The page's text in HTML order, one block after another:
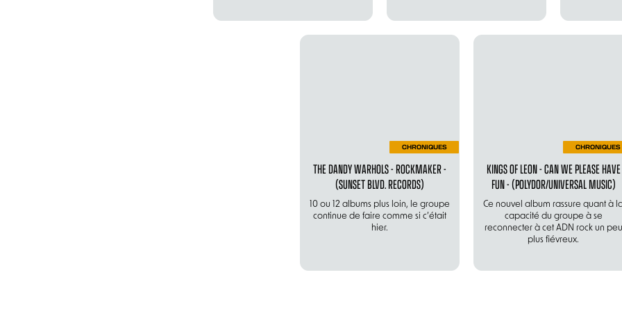
CHRONIQUES
THE DANDY WARHOLS - ROCKMAKER -
(SUNSET BLVD. RECORDS)
10 ou 12 albums plus loin, le groupe
continue de faire comme si c’était
hier.
CHRONIQUES
KINGS OF LEON - CAN WE PLEASE HAVE
FUN - (POLYDOR/UNIVERSAL MUSIC)
Ce nouvel album rassure quant à
capacité du groupe à se
reconnecter à cet ADN rock un peu
plus fiévreux.